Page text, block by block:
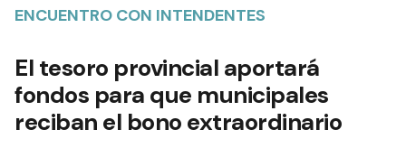
ENCUENTRO CON INTENDENTES
El tesoro provincial aportará
fondos para que municipales
reciban el bono extraordinario